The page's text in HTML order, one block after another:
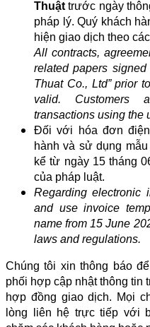
Thuật trước ngày
pháp lý. Quý khách
hiện giao dịch theo
All contracts,
related papers
Thuat Co., Ltd” prior
valid. Customers
transactions using the
Đối với hóa đơn
hành và sử dụng
kể từ ngày 15 tháng
của pháp luật.
Regarding electronic
and use invoice
name from 15 June
laws and regulations.
Chúng tôi xin thông báo
phối hợp cập nhật thông tin
hợp đồng giao dịch. Mọi
lòng liên hệ trực tiếp với